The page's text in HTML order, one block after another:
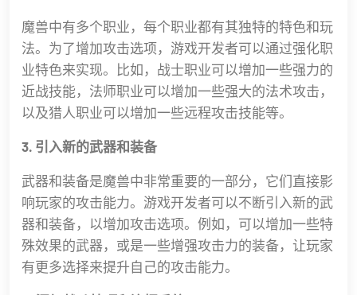
魔兽中有多个职业，每个职业都有其独特的特色和玩
法。为了增加攻击选项，游戏开发者可以通过强化职
业特色来实现。比如，战士职业可以增加一些强力的
近战技能，法师职业可以增加一些强大的法术攻击，
以及猎人职业可以增加一些远程攻击技能等。
3. 引入新的武器和装备
武器和装备是魔兽中非常重要的一部分，它们直接影
响玩家的攻击能力。游戏开发者可以不断引入新的武
器和装备，以增加攻击选项。例如，可以增加一些特
殊效果的武器，或是一些增强攻击力的装备，让玩家
有更多选择来提升自己的攻击能力。